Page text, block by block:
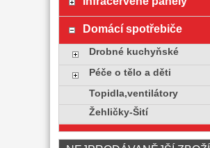
Domácí spotřebiče
Drobné kuchyňské
Péče o tělo a děti
Topidla,ventilátory
Žehličky-Šití